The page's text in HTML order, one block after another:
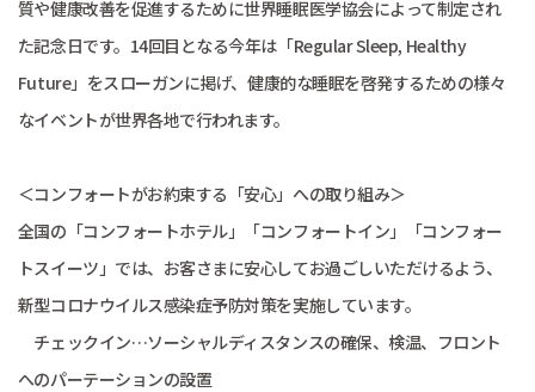
質や健康改善を促進するために世界睡眠医学協会によって制定され
た記念日です。14回目となる今年は「Regular Sleep, Healthy
Future」をスローガンに掲げ、健康的な睡眠を啓発するための様々
なイベントが世界各地で行われます。
＜コンフォートがお約束する「安心」への取り組み＞
全国の「コンフォートホテル」「コンフォートイン」「コンフォー
トスイーツ」では、お客さまに安心してお過ごしいただけるよう、
新型コロナウイルス感染症予防対策を実施しています。
チェックイン…ソーシャルディスタンスの確保、検温、フロント
へのパーテーションの設置